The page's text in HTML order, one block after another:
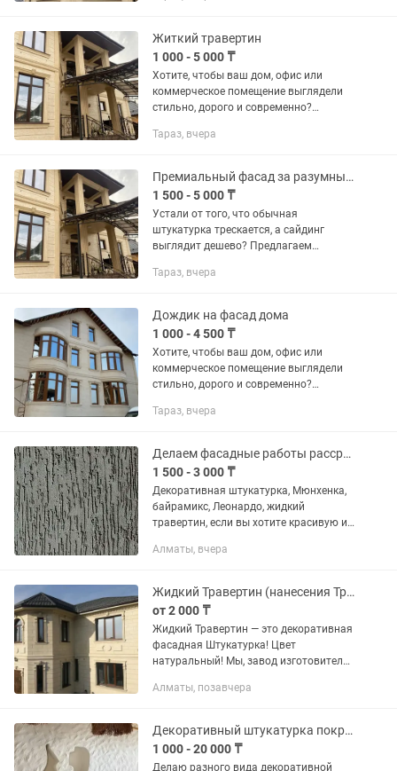
Это...
Житкий травертин
1 000 - 5 000 ₸
Хотите, чтобы ваш дом, офис или
коммерческое помещение выглядели
стильно, дорого и современно?
по нанесению жидкого травертина
Это...
Тараз, вчера
Премиальный фасад за разумные деньги!
1 500 - 5 000 ₸
Устали от того, что обычная
штукатурка трескается, а сайдинг
выглядит дешево? Предлагаем
травертином — эффект натурального
за считанные...
Тараз, вчера
Дождик на фасад дома
1 000 - 4 500 ₸
Хотите, чтобы ваш дом, офис или
коммерческое помещение выглядели
стильно, дорого и современно?
по нанесению жидкого травертина
Это...
Тараз, вчера
Делаем фасадные работы рассрочка
1 500 - 3 000 ₸
Декоративная штукатурка, Мюнхенка,
байрамикс, Леонардо, жидкий
травертин, если вы хотите красивую и
сейчас звоните мне, Я могу вас
Алматы, вчера
Жидкий Травертин (нанесения Травертина и лак )монтаж
от 2 000 ₸
Жидкий Травертин — это декоративная
фасадная Штукатурка! Цвет
натуральный! Мы, завод изготовитель,
индивидуально! ТРАВЕРТИН 20 кг (
Алматы, позавчера
Декоративный штукатурка покраска
1 000 - 20 000 ₸
Делаю разного вида декоративной